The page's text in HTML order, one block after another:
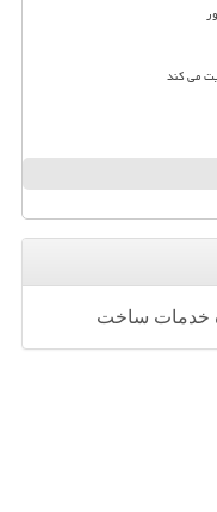
می کند
خدمات ساخت